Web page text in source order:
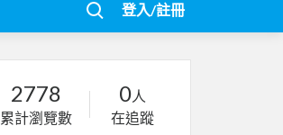
登入/註冊
2778
累計瀏覽數
0人
在追蹤